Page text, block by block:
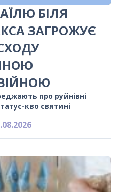
БІЛЯ
ЗАГРОЖУЄ
про руйнівні
кво святині